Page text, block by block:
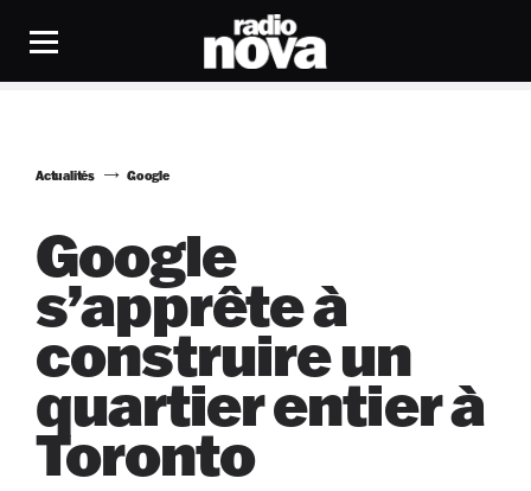
Actualités Google
Google
s’apprête à
construire un
quartier entier à
Toronto